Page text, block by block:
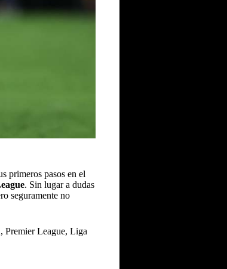
primeros pasos en el
. Sin lugar a dudas
seguramente no